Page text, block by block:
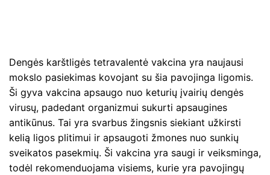
Dengės karštligės tetravalentė vakcina yra naujausi
mokslo pasiekimas kovojant su šia pavojinga ligomis.
Ši gyva vakcina apsaugo nuo keturių įvairių dengės
virusų, padedant organizmui sukurti apsaugines
antikūnus. Tai yra svarbus žingsnis siekiant užkirsti
kelią ligos plitimui ir apsaugoti žmones nuo sunkių
sveikatos pasekmių. Ši vakcina yra saugi ir veiksminga,
todėl rekomenduojama visiems, kurie yra pavojingų